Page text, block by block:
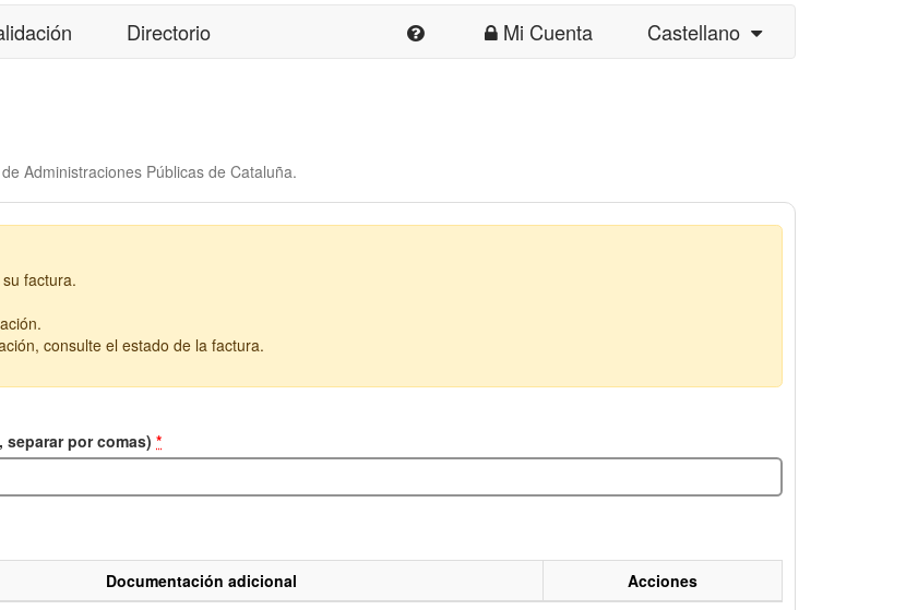
Directorio Mi Cuenta Castellano
Administraciones Públicas de Cataluña.
factura.
consulte el estado de la factura.
por comas) *
Documentación adicional Acciones